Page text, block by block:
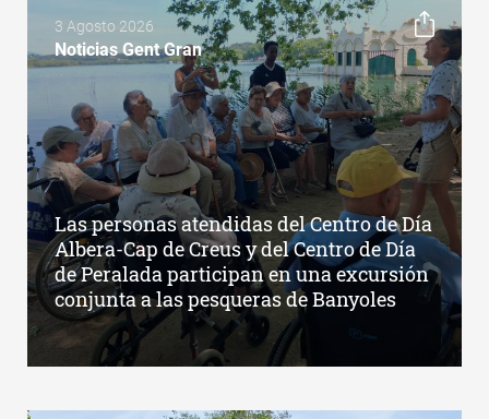
3 Agosto 2026
Noticias Gent Gran
Las personas atendidas del Centro de Día
Albera-Cap de Creus y del Centro de Día
de Peralada participan en una excursión
conjunta a las pesqueras de Banyoles